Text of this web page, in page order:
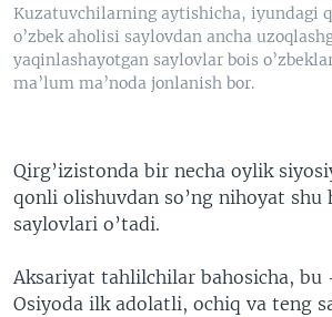
Kuzatuvchilarning aytishicha, iyundagi
o’zbek aholisi saylovdan ancha
yaqinlashayotgan saylovlar bois
ma’lum ma’noda jonlanish bor.
Qirg’izistonda bir necha oylik
qonli olishuvdan so’ng nihoyat shu
saylovlari o’tadi.
Aksariyat tahlilchilar bahosicha, bu
Osiyoda ilk adolatli, ochiq va teng